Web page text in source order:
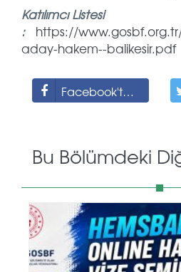
Katılımcı Listesi
: https://
aday-hakem--balikesir.pdf
Facebook'ta Paylaş
Bu Bölümdeki